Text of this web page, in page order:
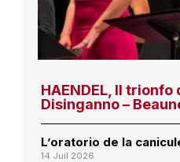
HAENDEL, Il trionfo
Disinganno –
L’oratorio de la
14 Juil 2026